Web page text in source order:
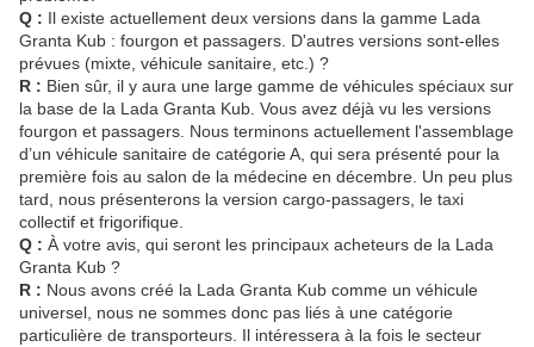
Q : Il existe actuellement deux versions dans la gamme Lada
Granta Kub : fourgon et passagers. D'autres versions sont-elles
prévues (mixte, véhicule sanitaire, etc.) ?
R : Bien sûr, il y aura une large gamme de véhicules spéciaux sur
la base de la Lada Granta Kub. Vous avez déjà vu les versions
fourgon et passagers. Nous terminons actuellement l'assemblage
d’un véhicule sanitaire de catégorie A, qui sera présenté pour la
première fois au salon de la médecine en décembre. Un peu plus
tard, nous présenterons la version cargo-passagers, le taxi
collectif et frigorifique.
Q : À votre avis, qui seront les principaux acheteurs de la Lada
Granta Kub ?
R : Nous avons créé la Lada Granta Kub comme un véhicule
universel, nous ne sommes donc pas liés à une catégorie
particulière de transporteurs. Il intéressera à la fois le secteur